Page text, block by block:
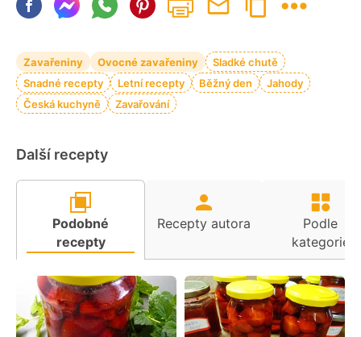
Zavařeniny Ovocné zavařeniny
Sladké chutě
Snadné recepty
Letní recepty Běžný den
Jahody
Česká kuchyně
Zavařování
Další recepty
Podobné
recepty
Recepty autora
Podle
kategorie